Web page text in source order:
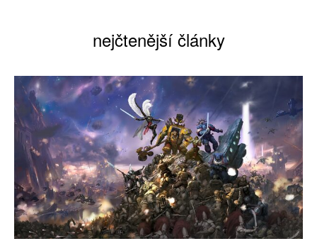
nejčtenější články